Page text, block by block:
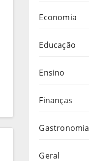
Economia
Educação
Ensino
Finanças
Gastronomia
Geral